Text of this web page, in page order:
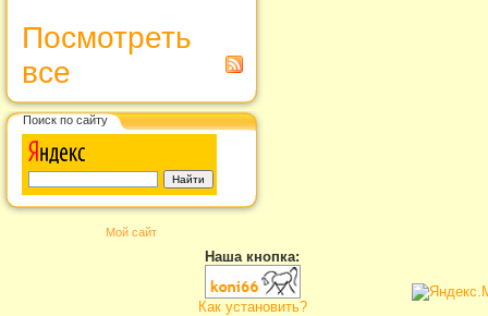
Посмотреть
все
Поиск по сайту
Мой сайт
Наша кнопка:
Как установить?